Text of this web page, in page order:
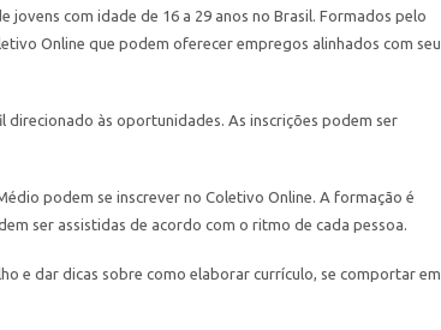
com idade de 16 a 29 anos no Brasil. Formados pelo
Online que podem oferecer empregos alinhados com
às oportunidades. As inscrições podem ser
podem se inscrever no Coletivo Online. A formação é
ser assistidas de acordo com o ritmo de cada pessoa.
e dar dicas sobre como elaborar currículo, se comportar em